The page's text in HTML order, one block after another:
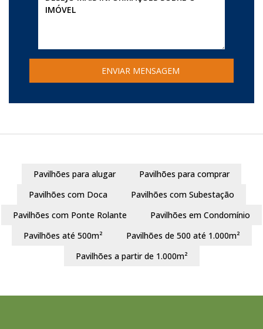
Pavilhões para alugar
Pavilhões para comprar
Pavilhões com Doca
Pavilhões com Subestação
Pavilhões com Ponte Rolante
Pavilhões em Condomínio
Pavilhões até 500m²
Pavilhões de 500 até 1.000m²
Pavilhões a partir de 1.000m²